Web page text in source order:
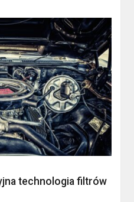
technologia filtrów